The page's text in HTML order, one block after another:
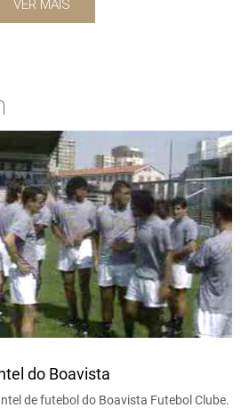
VER MAIS
do Boavista
de futebol do Boavista Futebol Clube.